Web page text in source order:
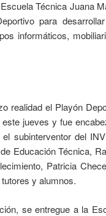
Técnica Juana
para
informáticos,
realidad el Playón
jueves y fue
subinterventor del
Educación Técnica,
Patricia
y alumnos.
se entregue a la